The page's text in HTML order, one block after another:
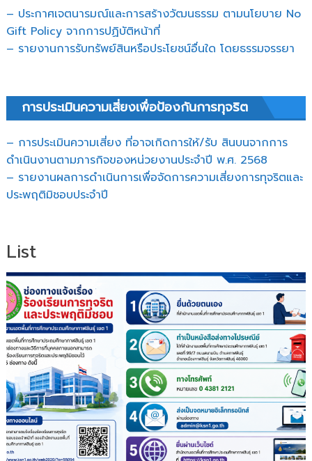
– ประกาศเจตนารมณ์และการสร้างวัฒนธรรม ตามนโยบาย No
Gift Policy จากการปฏิบัติหน้าที่
– รายงานการรับทรัพย์สินหรือประโยชน์อื่นใด โดยธรรมจรรยา
การประเมินความเสี่ยงเพื่อป้องกันการทุจริต
– การประเมินความเสี่ยง ที่อาจเกิดการให้/รับ สินบนจากการ
ดำเนินงานตามภารกิจของหน่วยงานประจำปี พ.ศ. 2568
– รายงานผลการดำเนินการเพื่อจัดการความเสี่ยงการทุจริตและ
ประพฤติมิชอบประจำปี
List